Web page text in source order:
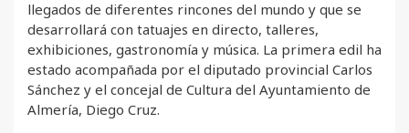
llegados de diferentes rincones del mundo y que se
desarrollará con tatuajes en directo, talleres,
exhibiciones, gastronomía y música. La primera edil ha
estado acompañada por el diputado provincial Carlos
Sánchez y el concejal de Cultura del Ayuntamiento de
Almería, Diego Cruz.